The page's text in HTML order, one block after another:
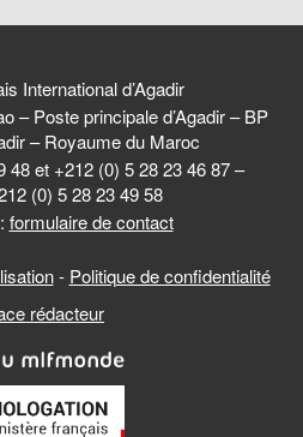
International d’Agadir
– Poste principale d’Agadir – BP
– Royaume du Maroc
48 et +212 (0) 5 28 23 46 87 –
(0) 5 28 23 49 58
formulaire de contact
- Politique de confidentialité
rédacteur